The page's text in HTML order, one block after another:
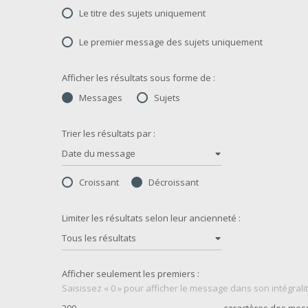
Le titre des sujets uniquement
Le premier message des sujets uniquement
Afficher les résultats sous forme de :
Messages
Sujets
Trier les résultats par :
Date du message
Croissant Décroissant
Limiter les résultats selon leur ancienneté :
Tous les résultats
Afficher seulement les premiers :
Saisissez « 0 » pour afficher le message dans son